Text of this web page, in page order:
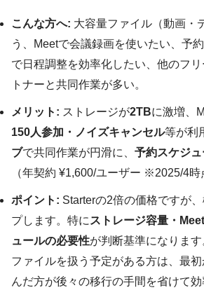
こんな方へ: 大容量ファイル（動画・
う、Meetで会議録画を使いたい、予
で日程調整を効率化したい、他のフ
トナーと共同作業が多い。
メリット: ストレージが2TBに激増、
150人参加・ノイズキャンセル等が利
ブで共同作業が円滑に、 予約スケジ
（年契約 ¥1,600/ユーザー ※2025/4時
ポイント: Starterの2倍の価格ですが
プします。特にストレージ容量・
ュールの必要性が判断基準になりま
ファイルを扱う予定がある方は、最
んだ方が後々の移行の手間を省けて効